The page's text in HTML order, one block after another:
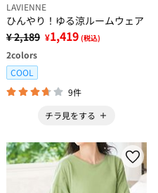
LAVIENNE
ひんやり！ゆる涼ルームウェア
¥ 2,189 ¥1,419 (税込)
2colors
COOL
9件
チラ見をする